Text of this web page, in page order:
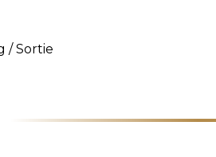
/ Sortie